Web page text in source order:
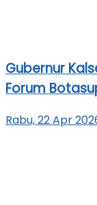
Gubernur
Forum
Rabu, 22 Apr